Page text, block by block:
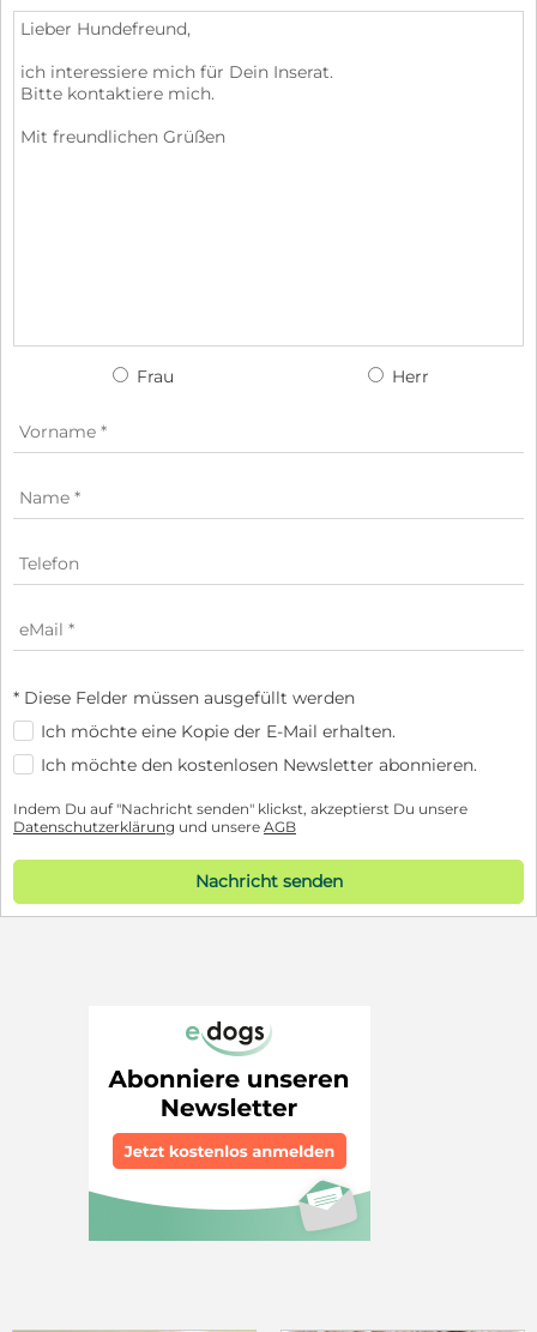
Frau Herr
* Diese Felder müssen ausgefüllt werden
Ich möchte eine Kopie der E-Mail erhalten.
Ich möchte den kostenlosen Newsletter abonnieren.
Indem Du auf "Nachricht senden" klickst, akzeptierst Du unsere
Datenschutzerklärung und unsere AGB
Nachricht senden